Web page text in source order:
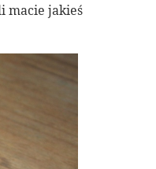
macie jakieś